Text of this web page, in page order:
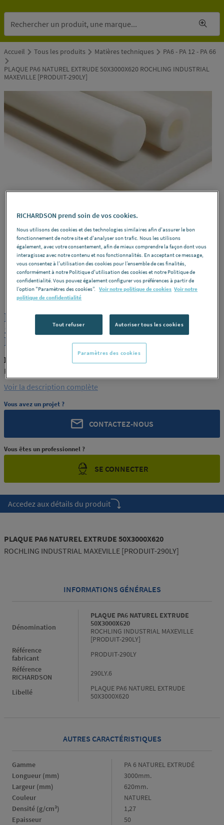
Accueil Tous les produits Matières techniques
PA6 - PA 12 - PA 66
PLAQUE PA6 NATUREL EXTRUDE 50X3000X620 ROCHLING INDUSTRIAL
MAXEVILLE [PRODUIT-290LY]
ROCHLING REF : 290LY
PLAQUE PA6 NATUREL EXTRUDE
50X3000X620 ROCHLING INDUSTRIAL
MAXEVILLE [PRODUIT-290LY]
ROCHLING PRODUIT-290LY
ROCHLING INDUSTRIAL MAXEVILLE [PRODUIT-290LY]
Voir la description complète
Vous avez un projet ?
CONTACTEZ-NOUS
Vous êtes un professionnel ?
SE CONNECTER
Accedez aux détails du produit
PLAQUE PA6 NATUREL EXTRUDE 50X3000X620
ROCHLING INDUSTRIAL MAXEVILLE [PRODUIT-290LY]
INFORMATIONS GÉNÉRALES
Dénomination
PLAQUE PA6 NATUREL EXTRUDE
50X3000X620
ROCHLING INDUSTRIAL MAXEVILLE
[PRODUIT-290LY]
Référence
fabricant
PRODUIT-290LY
Référence
RICHARDSON
290LY.6
Libellé
PLAQUE PA6 NATUREL EXTRUDE
50X3000X620
AUTRES CARACTÉRISTIQUES
Gamme Gamme
PA 6 NATUREL EXTRUDÉ
Longueur (mm)
Longueur
(mm)
3000mm.
Largeur (mm)
Largeur
(mm)
620mm.
Couleur
Couleur
NATUREL
Densité (g/cm³)
Densité
(g/cm³)
1,27
Epaisseur
Epaisseur
50
RICHARDSON prend soin de vos cookies.
Nous utilisons des cookies et des technologies similaires afin d'assurer le bon
fonctionnement de notre site et d'analyser son trafic. Nous les utilisons
également, avec votre consentement, afin de mieux comprendre la façon dont vous
interagissez avec notre contenu et nos fonctionnalités. En acceptant ce message,
vous consentez à l’utilisation des cookies pour l’ensemble de ces finalités,
conformément à notre Politique d'utilisation des cookies et notre Politique de
confidentialité. Vous pouvez également configurer vos préférences à partir de
l’option "Paramètres des cookies”. Voir notre politique de cookies Voir notre
politique de confidentialité
Tout refuser Autoriser tous les cookies
Paramètres des cookies